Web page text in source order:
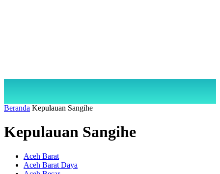
Beranda Kepulauan Sangihe
Kepulauan Sangihe
Aceh Barat
Aceh Barat Daya